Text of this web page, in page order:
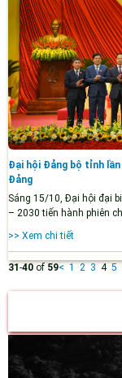
Đại hội Đảng bộ tỉnh
Đảng
Sáng 15/10, Đại hội đại
– 2030 tiến hành phiên
>> Xem chi tiết
31-40of59< 1 2 3 4 5